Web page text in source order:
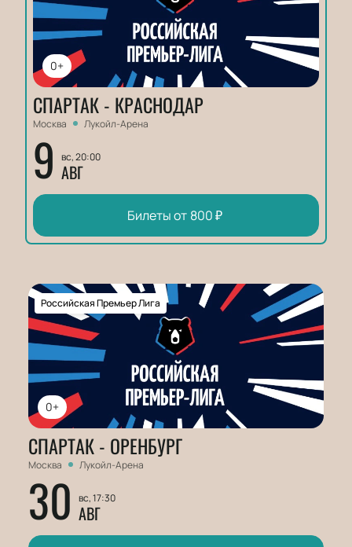
0+
СПАРТАК - КРАСНОДАР
Москва Лукойл-Арена
9 вс, 20:00
АВГ
Билеты от 800₽
0+
Российская Премьер Лига
СПАРТАК - ОРЕНБУРГ
Москва Лукойл-Арена
30 вс, 17:30
АВГ